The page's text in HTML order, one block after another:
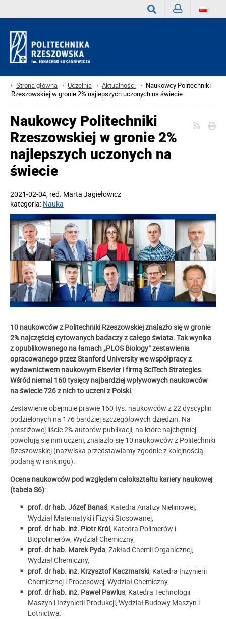
Strona główna Uczelnia Aktualności
Naukowcy Politechniki
Rzeszowskiej w gronie 2% najlepszych uczonych na świecie
Naukowcy Politechniki
Rzeszowskiej w gronie 2%
najlepszych uczonych na
świecie
2021-02-04, red. Marta Jagiełowicz
kategoria: Nauka
10 naukowców z Politechniki Rzeszowskiej znalazło się w gronie
2% najczęściej cytowanych badaczy z całego świata. Tak wynika
z opublikowanego na łamach „PLOS Biology” zestawienia
opracowanego przez Stanford University we współpracy z
wydawnictwem naukowym Elsevier i firmą SciTech Strategies.
Wśród niemal 160 tysięcy najbardziej wpływowych naukowców
na świecie 726 z nich to uczeni z Polski.
Zestawienie obejmuje prawie 160 tys. naukowców z 22 dyscyplin
podzielonych na 176 bardziej szczegółowych dziedzin. Na
prestiżowej liście 2% autorów publikacji, na które najchętniej
powołują się inni uczeni, znalazło się 10 naukowców z Politechniki
Rzeszowskiej (nazwiska przedstawiamy zgodnie z kolejnością
podaną w rankingu).
Ocena naukowców pod względem całokształtu kariery naukowej
(tabela S6):
prof. dr hab. Józef Banaś, Katedra Analizy Nieliniowej,
Wydział Matematyki i Fizyki Stosowanej,
prof. dr hab. inż. Piotr Król, Katedra Polimerów i
Biopolimerów, Wydział Chemiczny,
prof. dr hab. Marek Pyda, Zakład Chemii Organicznej,
Wydział Chemiczny,
prof. dr hab. inż. Krzysztof Kaczmarski, Katedra Inżynierii
Chemicznej i Procesowej, Wydział Chemiczny,
prof. dr hab. inż. Paweł Pawlus, Katedra Technologii
Maszyn i Inżynierii Produkcji, Wydział Budowy Maszyn i
Lotnictwa.